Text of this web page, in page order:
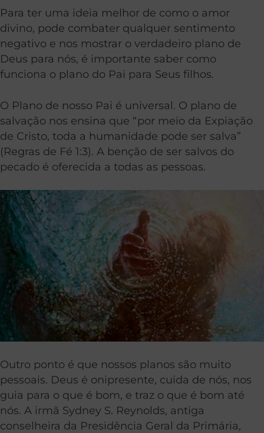
Para ter uma ideia melhor de como o amor
divino, pode combater qualquer sentimento
negativo e nos mostrar o verdadeiro plano de
Deus para nós, é importante saber como
funciona o plano do Pai para Seus filhos.
O Plano de nosso Pai é universal. O plano de
salvação nos ensina que “por meio da Expiação
de Cristo, toda a humanidade pode ser salva”
(Regras de Fé 1:3). A benção de ser salvos do
pecado é oferecida a todas as pessoas.
Outro ponto é que nossos planos são muito
pessoais. Deus é onipresente, cuida de nós, nos
guia para o que é bom, e traz o que é bom até
nós. A irmã Sydney S. Reynolds, antiga
conselheira da Presidência Geral da Primária,